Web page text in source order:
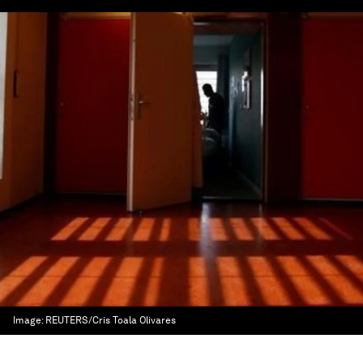
Image: REUTERS/Cris Toala Olivares